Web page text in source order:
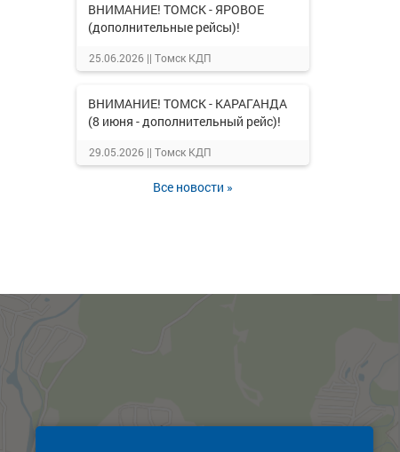
ВНИМАНИЕ! ТОМСК - ЯРОВОЕ
(дополнительные рейсы)!
25.06.2026 || Томск КДП
ВНИМАНИЕ! ТОМСК - КАРАГАНДА
(8 июня - дополнительный рейс)!
29.05.2026 || Томск КДП
Все новости »